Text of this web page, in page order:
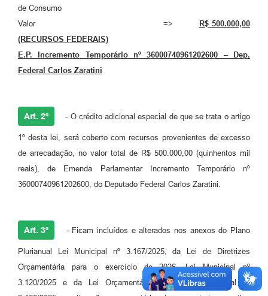
de Consumo
Valor =>
R$ 500.000,00
(RECURSOS FEDERAIS)
E.P. Incremento Temporário nº 36000740961202600 – Dep.
Federal Carlos Zaratini
Art. 2º - O crédito adicional especial de que se trata o artigo
1º desta lei, será coberto com recursos provenientes de excesso
de arrecadação, no valor total de R$ 500.000,00 (quinhentos mil
reais), de Emenda Parlamentar Incremento Temporário nº
36000740961202600, do Deputado Federal Carlos Zaratini.
Art. 3º - Ficam incluídos e alterados nos anexos do Plano
Plurianual Lei Municipal nº 3.167/2025, da Lei de Diretrizes
Orçamentária para o exercício de 2026, Lei Municipal nº
3.120/2025 e da Lei Orçamentária Anual, Lei Municipal nº